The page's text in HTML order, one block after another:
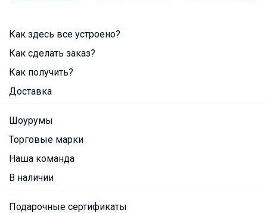
Как здесь все устроено?
Как сделать заказ?
Как получить?
Доставка
Шоурумы
Торговые марки
Наша команда
В наличии
Подарочные сертификаты